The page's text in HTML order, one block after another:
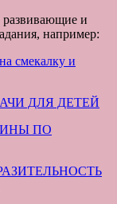
развивающие и
например:
и
ДЛЯ ДЕТЕЙ
ПО